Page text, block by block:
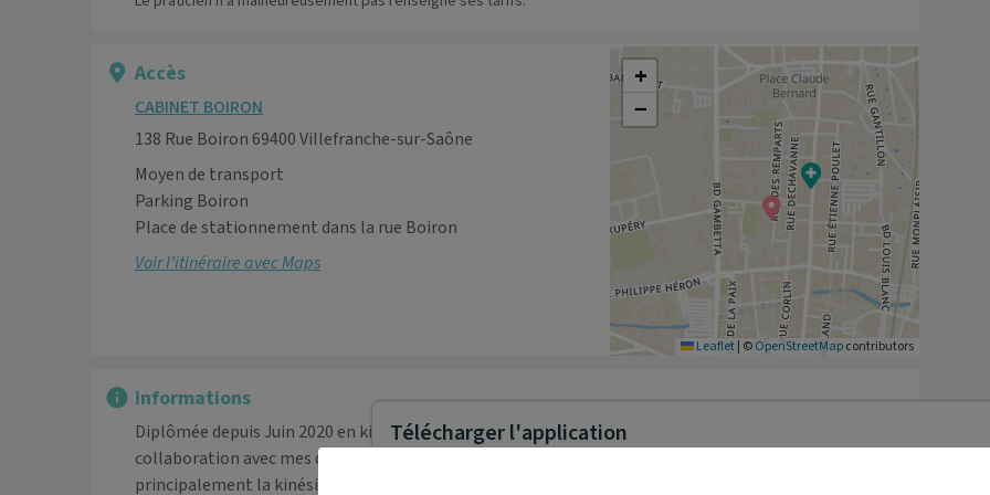
Accès
CABINET BOIRON
138 Rue Boiron 69400 Villefranche-sur-Saône
Moyen de transport
Parking Boiron
Place de stationnement dans la rue Boiron
Voir l’itinéraire avec Maps
+
−
Leaflet| ©OpenStreetMapcontributors
Informations
Diplômée depuis Juin 2020 en kinésithérapie, j'exerce aujourd'hui dans le cabinet Boiron en
collaboration avec mes deux collègues : Julien BOISSON et Etienne JUGNET. Nous exerçons
principalement la kinésithérapie du système musculosquelettique et notamment du sportif. Nous
Télécharger l'application